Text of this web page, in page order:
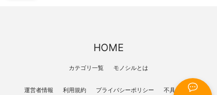
HOME
カテゴリ一覧 モノシルとは
運営者情報 利用規約 プライバシーポリシー 不具合報告